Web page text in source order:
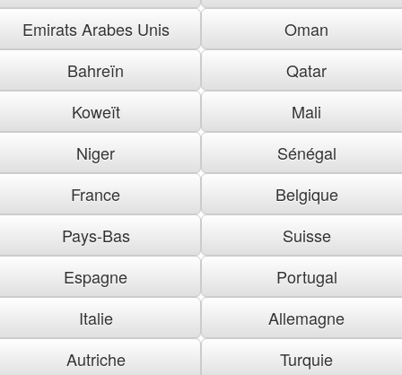
Emirats Arabes Unis
Oman
Bahreïn
Qatar
Koweït
Mali
Niger
Sénégal
France
Belgique
Pays-Bas
Suisse
Espagne
Portugal
Italie
Allemagne
Autriche
Turquie